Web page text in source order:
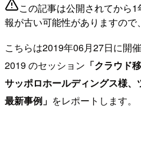
この記事は公開されてから
報が古い可能性がありますので
こちらは2019年06月27日に開
2019 のセッション 「クラウド
サッポロホールディングス様
最新事例」 をレポートします。